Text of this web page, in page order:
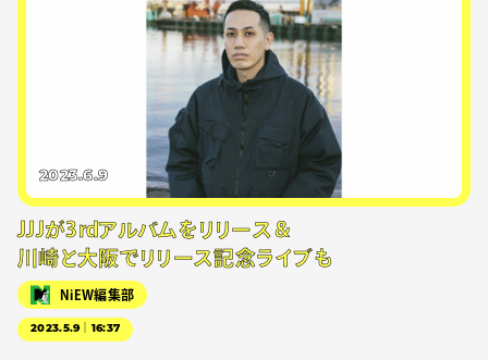
2023.6.9
JJJが3rdアルバムをリリース＆
川崎と大阪でリリース記念ライブも
NiEW編集部
2023.5.9｜16:37